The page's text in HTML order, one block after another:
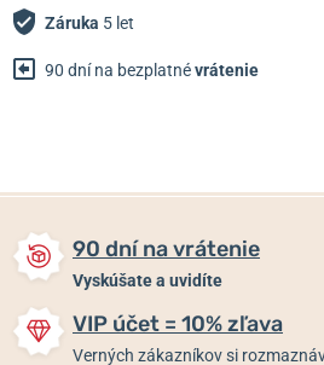
Záruka 5 let
90 dní na bezplatnévrátenie
Skladom
90 dní na vrátenie
Vyskúšate a uvidíte
VIP účet = 10% zľava
Verných zákazníkov si